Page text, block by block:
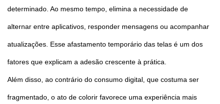
determinado. Ao mesmo tempo, elimina a necessidade de
alternar entre aplicativos, responder mensagens ou acompanhar
atualizações. Esse afastamento temporário das telas é um dos
fatores que explicam a adesão crescente à prática.
Além disso, ao contrário do consumo digital, que costuma ser
fragmentado, o ato de colorir favorece uma experiência mais